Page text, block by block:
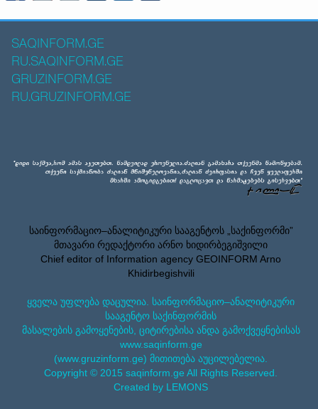
SAQINFORM.GE
RU.SAQINFORM.GE
GRUZINFORM.GE
RU.GRUZINFORM.GE
საინფორმაციო–ანალიტიკური სააგენტოს „საქინფორმი”
მთავარი რედაქტორი არნო ხიდირბეგიშვილი
Chief editor of Information agency GEOINFORM Arno
Khidirbegishvili
ყველა უფლება დაცულია. საინფორმაციო–ანალიტიკური
სააგენტო საქინფორმის
მასალების გამოყენების, ციტირებისა ანდა გამოქვეყნებისას
www.saqinform.ge
(www.gruzinform.ge) მითითება აუცილებელია.
Copyright © 2015 saqinform.ge All Rights Reserved.
Created by LEMONS